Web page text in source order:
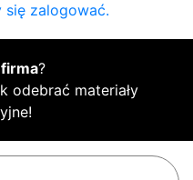
się zalogować.
?
odebrać materiały